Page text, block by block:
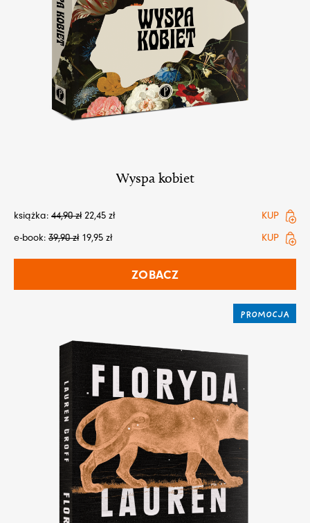
Wyspa kobiet
książka: 44,90zł 22,45 zł
KUP
e-book: 39,90zł 19,95 zł KUP
ZOBACZ
PROMOCJA